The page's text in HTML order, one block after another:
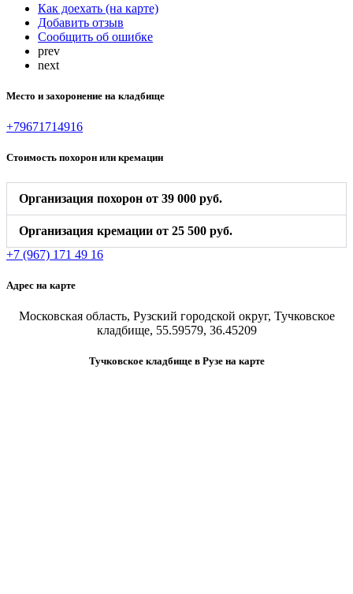
Как доехать (на карте)
Добавить отзыв
Сообщить об ошибке
prev
next
Место и захоронение на кладбище
+79671714916
Стоимость похорон или кремации
Организация похорон от 39 000 руб.
Организация кремации от 25 500 руб.
+7 (967) 171 49 16
Адрес на карте
Московская область, Рузский городской округ, Тучковское
кладбище, 55.59579, 36.45209
Тучковское кладбище в Рузе на карте